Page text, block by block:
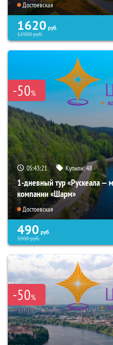
Достоевская
1620 руб.
12900руб.
-50%
05:43:19 Купили:48
1-дневный тур «Рускеала —
компании «Шарм»
Достоевская
490 руб.
3900руб.
-50%